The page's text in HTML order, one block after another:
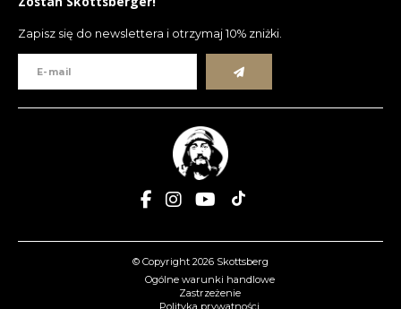
Zapisz się do newslettera i otrzymaj 10% zniżki.
© Copyright 2026 Skottsberg
Ogólne warunki handlowe
Zastrzeżenie
Polityka prywatności